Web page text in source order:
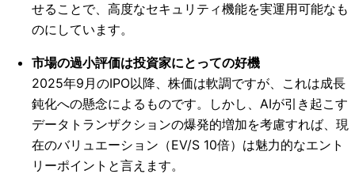
せることで、高度なセキュリティ機能を実運用可能なも
のにしています。
市場の過小評価は投資家にとっての好機
2025年9月のIPO以降、株価は軟調ですが、これは成長
鈍化への懸念によるものです。しかし、AIが引き起こす
データトランザクションの爆発的増加を考慮すれば、現
在のバリュエーション（EV/S 10倍）は魅力的なエント
リーポイントと言えます。